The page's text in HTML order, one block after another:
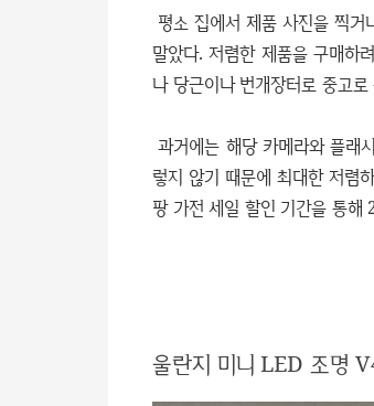
평소 집에서 제품 사진을 찍
말았다. 저렴한 제품을 구매하
나 당근이나 번개장터로 중고
과거에는 해당 카메라와 플래
렇지 않기 때문에 최대한 저렴
팡 가전 세일 할인 기간을 통해
울란지 미니 LED 조명